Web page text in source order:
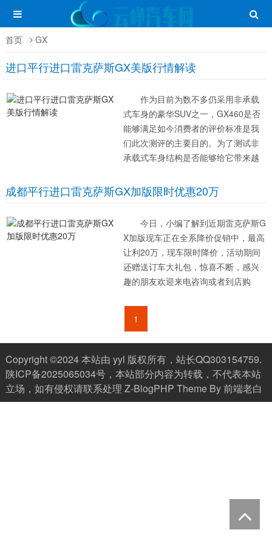
首页 GX
进口平行进口雷克萨斯GX美版行情解读
作为目前为数不多仍采用非承载
式车身的豪华SUV之一，GX460是否
能够满足如今消费者的评价标准是我
们此次测评的主要目的。为了测试非
承载式车身结构是否能够给它带来越
外，我们还特意增加了非铺...
成都平行进口雷克萨斯GX加版限时优惠20万
今日，小编了解到近期雷克萨斯G
X加版现车正在全系降价促销中，最高
让利20万，现车限时降价，活动期间
还赠送订车大礼包，惊喜不断，感兴
趣的朋友欢迎来电咨询或者到店购
1
Copyright ©2024 本站由 yyl 版权所有，站长QQ303154759.
陕ICP备2025065034号，本站部分内容为转载，不代表本站
立场，如有侵权请联系处理 Z-BlogPHP Theme By前端老白